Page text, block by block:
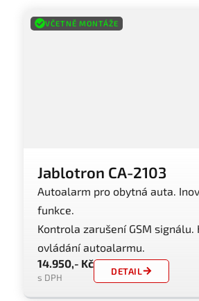
VČETNĚ MONTÁŽE
Jablotron CA-2103
Autoalarm pro obytná auta.
funkce.
Kontrola zarušení GSM signálu.
ovládání autoalarmu.
14.950,- Kč
s DPH
DETAIL